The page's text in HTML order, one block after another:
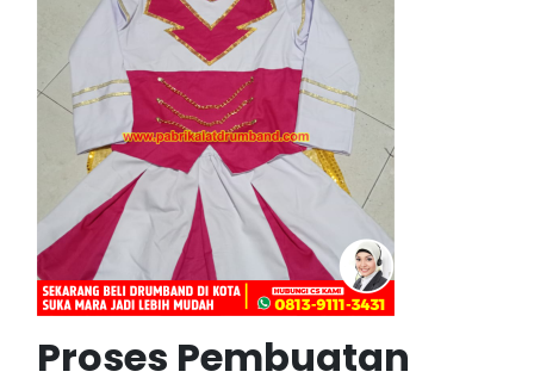
Proses Pembuatan